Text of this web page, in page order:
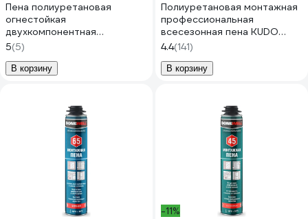
Пена полиуретановая
огнестойкая
двухкомпонентная
Промрукав ИНЗАПЕН-П 380
мл 1шт. PR08.26426
5(5)
В корзину
Полиуретановая монтажная
профессиональная
всесезонная пена KUDO
HOME 45 KUPHP10U45
4.4(141)
В корзину
-11%